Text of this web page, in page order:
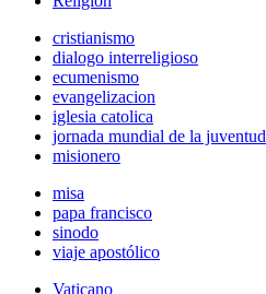
cristianismo
dialogo interreligioso
ecumenismo
evangelizacion
iglesia catolica
jornada mundial de la juventud
misionero
misa
papa francisco
sinodo
viaje apostólico
Vaticano